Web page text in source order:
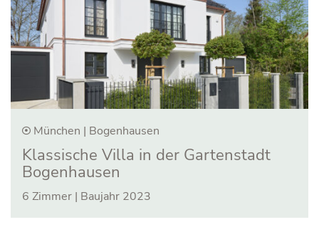
München | Bogenhausen
Klassische Villa in der Garten­stadt
Bogen­hausen
6 Zimmer | Baujahr 2023